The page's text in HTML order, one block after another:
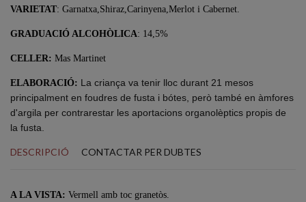
VARIETAT: Garnatxa,Shiraz,Carinyena,Merlot i Cabernet.
GRADUACIÓ ALCOHÒLICA: 14,5%
CELLER: Mas Martinet
ELABORACIÓ: La criança va tenir lloc durant 21 mesos
principalment en foudres de fusta i bótes, però també en àmfores
d'argila per contrarestar les aportacions organolèptics propis de
la fusta.
DESCRIPCIÓ CONTACTAR PER DUBTES
A LA VISTA: Vermell amb toc granetòs.